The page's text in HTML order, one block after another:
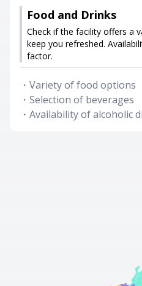
Food and Drinks
Check if the facility offers a
keep you refreshed.
factor.
・ Variety of food options
・ Selection of beverages
・ Availability of alcoholic